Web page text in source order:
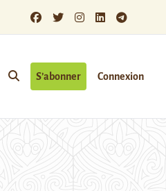
S’abonner Connexion